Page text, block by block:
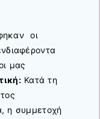
οι
μας
Κατά τη
η συμμετοχή